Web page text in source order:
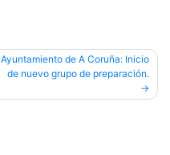
Ayuntamiento de A Coruña: Inicio
de nuevo grupo de preparación.